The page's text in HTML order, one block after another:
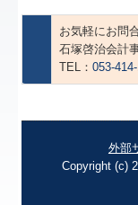
お気軽にお問
石塚啓治会計
TEL：053-
外部
Copyright (c)